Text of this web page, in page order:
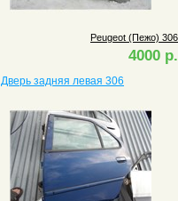
Peugeot (Пежо) 306
4000 р.
Дверь задняя левая 306